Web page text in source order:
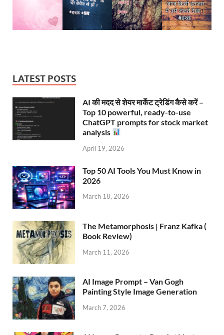
LATEST POSTS
AI की मदद से शेयर मार्केट ट्रेडिंग कैसे करें –
Top 10 powerful, ready-to-use
ChatGPT prompts for stock market
analysis
April 19, 2026
Top 50 AI Tools You Must Know in
2026
March 18, 2026
The Metamorphosis | Franz Kafka (
Book Review)
March 11, 2026
AI Image Prompt – Van Gogh
Painting Style Image Generation
March 7, 2026